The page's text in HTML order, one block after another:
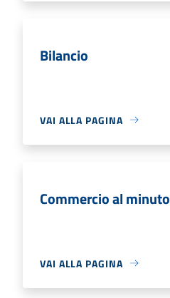
Bilancio
VAI ALLA PAGINA
Commercio al minuto
VAI ALLA PAGINA